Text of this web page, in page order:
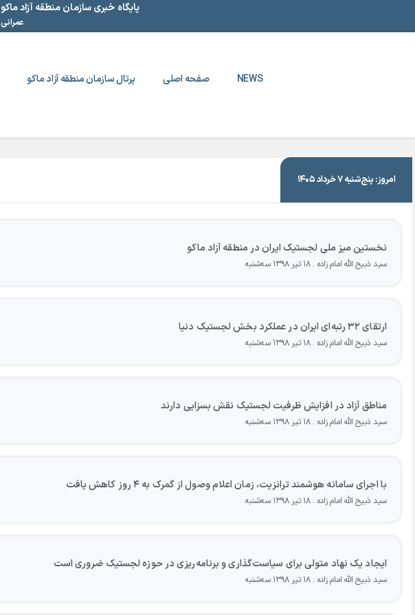
پایگاه خبری سازمان منطقه آزاد ماکو
عمرانی
NEWS صفحه اصلی پرتال سازمان منطقه آزاد ماکو
۱۸ تیر ۱۳۹۸
امروز: پنج‌شنبه ۷ خرداد ۱۴۰۵
نخستین میز ملی لجستیک ایران در منطقه آزاد ماکو
سید ذبیح الله امام زاده ۱۸ تیر ۱۳۹۸ سه‌شنبه
ارتقای ۳۲ رتبه‌ای ایران در عملکرد بخش لجستیک دنیا
سید ذبیح الله امام زاده ۱۸ تیر ۱۳۹۸ سه‌شنبه
مناطق آزاد در افزایش ظرفیت لجستیک نقش بسزایی دارند
سید ذبیح الله امام زاده ۱۸ تیر ۱۳۹۸ سه‌شنبه
با اجرای سامانه هوشمند ترانزیت، زمان اعلام وصول از گمرک به ۴ روز کاهش یافت
سید ذبیح الله امام زاده ۱۸ تیر ۱۳۹۸ سه‌شنبه
ایجاد یک نهاد متولی برای سیاست‌گذاری و برنامه‌ریزی در حوزه لجستیک ضروری است
سید ذبیح الله امام زاده ۱۸ تیر ۱۳۹۸ سه‌شنبه